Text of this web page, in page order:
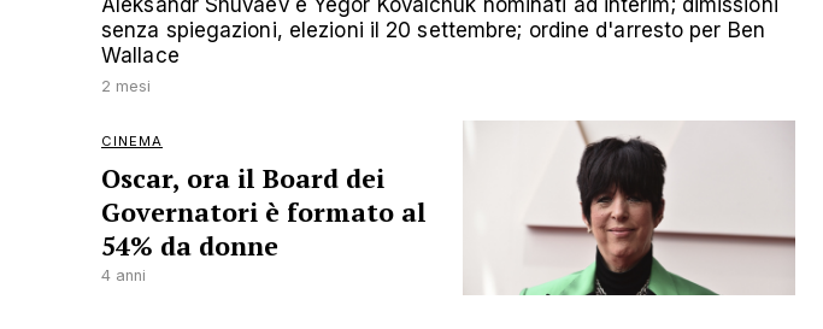
senza spiegazioni, elezioni il 20 settembre; ordine d'arresto per Ben
Wallace
2 mesi
CINEMA
Oscar, ora il Board dei
Governatori è formato al
54% da donne
4 anni